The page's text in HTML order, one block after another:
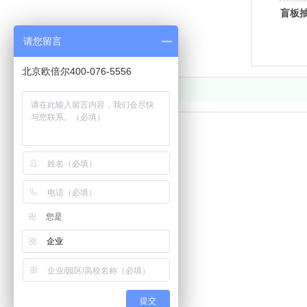
盲板
标题
网站首页
解决方案
新闻中心
关于我们
联系我们
电 话：400-076-5556
地 址：山东省德州市齐河县高新技术开发区齐鲁科技小镇
版权所有：山东欧倍尔智能设备有限公司
请您留言
北京欧倍尔400-076-5556
您是
企业
提交